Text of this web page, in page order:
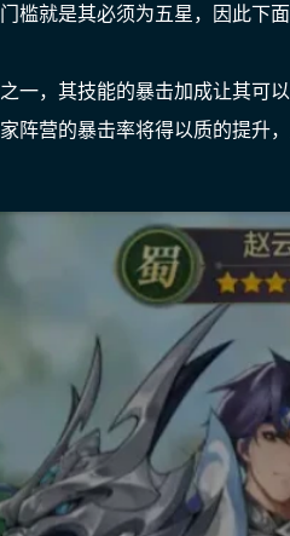
槛就是其必须为五星，因此下
一，其技能的暴击加成让其可
阵营的暴击率将得以质的提升